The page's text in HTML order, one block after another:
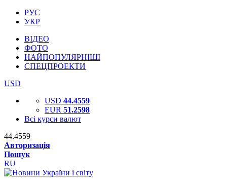
РУС
УКР
ВІДЕО
ФОТО
НАЙПОПУЛЯРНІШІ
СПЕЦПРОЕКТИ
USD
USD 44.4559
EUR 51.2598
Всі курси валют
44.4559
Авторизація
Пошук
RU